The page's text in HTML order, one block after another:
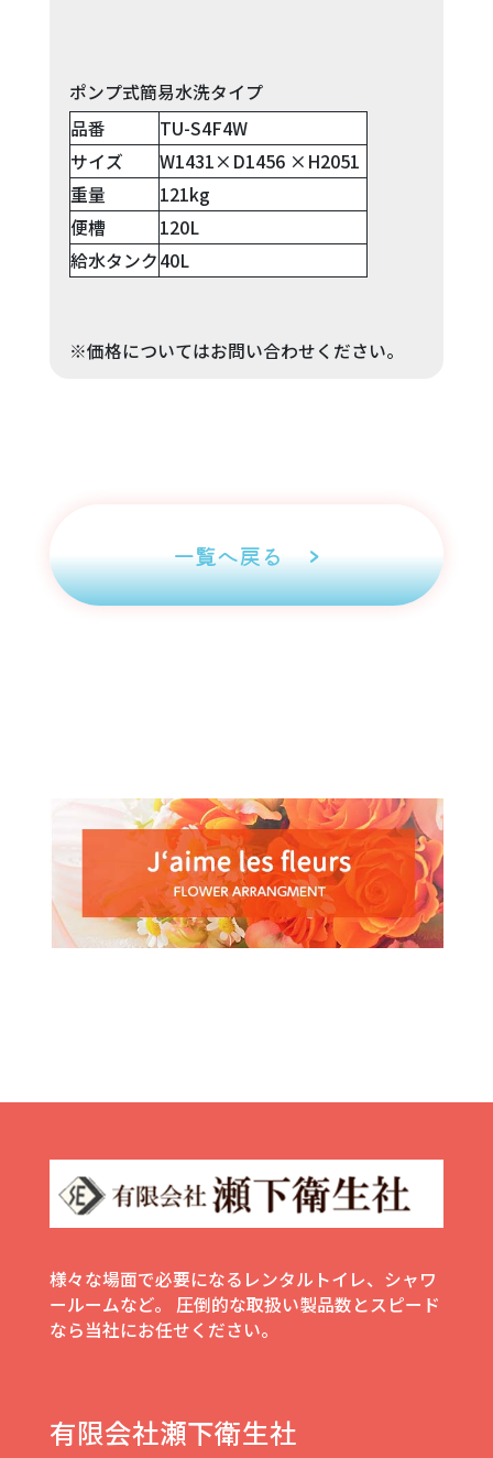
ポンプ式簡易水洗タイプ
品番
TU-S4F4W
サイズ
W1431×D1456 ×H2051
重量
121kg
便槽
120L
給水タンク40L
※価格についてはお問い合わせください。
一覧へ戻る
様々な場面で必要になるレンタルトイレ、シャワ
ールームなど。 圧倒的な取扱い製品数とスピード
なら当社にお任せください。
有限会社瀬下衛生社